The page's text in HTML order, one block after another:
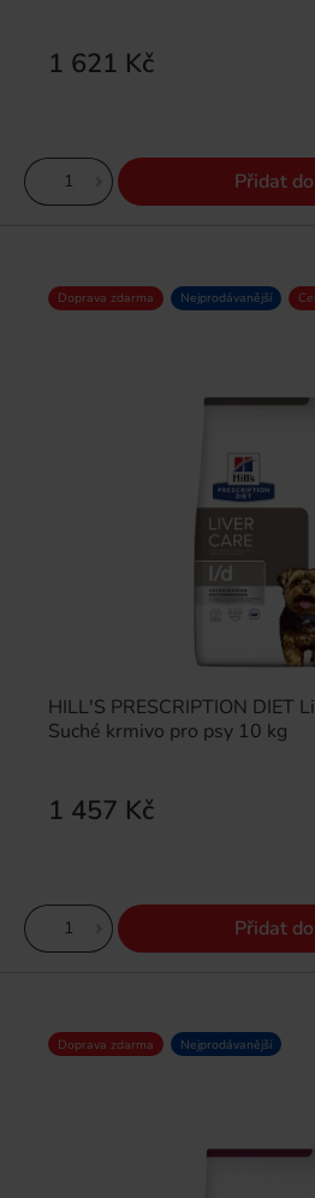
1 621 Kč
Přidat
HILL'S PRESCRIPTION DIET
Suché krmivo pro psy 10 kg
1 457 Kč
Doprava zdarma Nejprodávanější
Přidat
Doprava zdarma Nejprodávanější